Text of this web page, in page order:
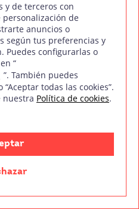
también llamado Novo
moda que nunca, no hay
y de terceros con
de
anuncios o
según tus preferencias y
Puedes configurarlas o
“
”. También puedes
todas las cookies”.
nuestra Política de cookies.